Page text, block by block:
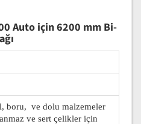
Auto için 6200 mm Bi-
boru, ve dolu malzemeler
ve sert çelikler için